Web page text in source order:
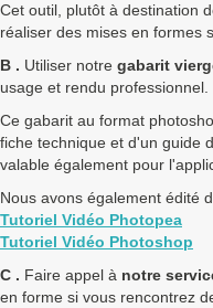
Cet outil, plutôt à destination
réaliser des mises en formes
B . Utiliser notre gabarit
usage et rendu professionnel.
Ce gabarit au format
fiche technique et d'un guide
valable également pour
Nous avons également édité
Tutoriel Vidéo Photopea
Tutoriel Vidéo Photoshop
C . Faire appel à notre
en forme si vous rencontrez